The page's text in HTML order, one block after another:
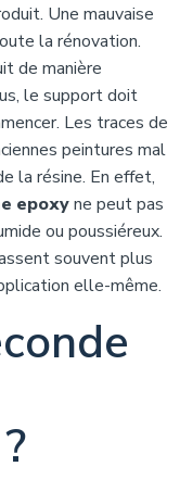
Une mauvaise
la rénovation.
de manière
le support doit
Les traces de
peintures mal
la résine. En effet,
epoxyne peut pas
ou poussiéreux.
souvent plus
elle-même.